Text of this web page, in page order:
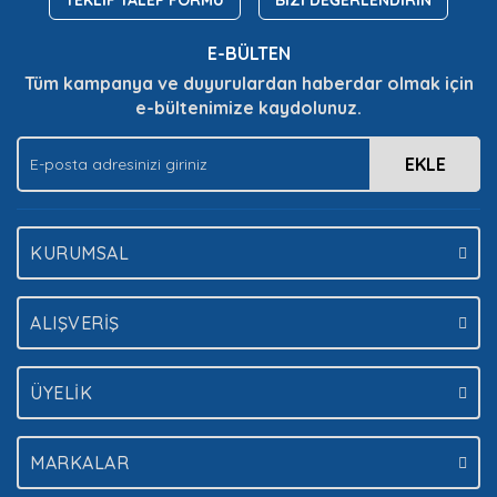
Ürün fiyatı diğer sitelerden daha pahalı.
Bu ürüne benzer farklı alternatifler olmalı.
E-BÜLTEN
Tüm kampanya ve duyurulardan haberdar olmak için
e-bültenimize kaydolunuz.
EKLE
KURUMSAL
ALIŞVERİŞ
ÜYELİK
MARKALAR